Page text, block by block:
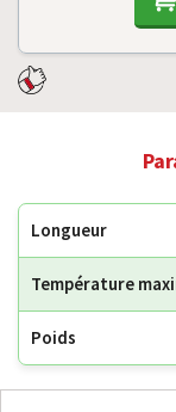
Longueur
Température
Poids